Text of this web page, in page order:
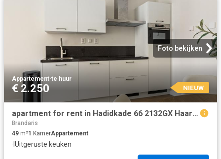
Foto bekijken
Appartement·te huur
€ 2.250 NIEUW
apartment for rent in Hadidkade 66 2132GX Haarlemmermeer Hoofddorp Hyde Park Hoofddorp
Brandaris
49 m²1 KamerAppartement
· IUitgeruste keuken